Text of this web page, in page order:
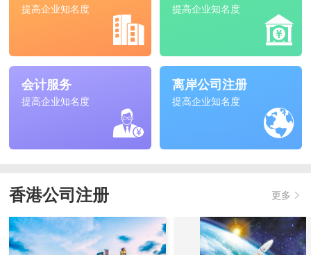
提高企业知名度 提高企业知名度
会计服务
提高企业知名度
离岸公司注册
提高企业知名度
香港公司注册 更多